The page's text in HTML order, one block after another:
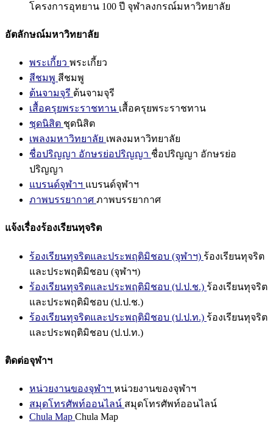
โครงการอุทยาน 100 ปี จุฬาลงกรณ์มหาวิทยาลัย
อัตลักษณ์มหาวิทยาลัย
พระเกี้ยว พระเกี้ยว
สีชมพู สีชมพู
ต้นจามจุรี ต้นจามจุรี
เสื้อครุยพระราชทาน เสื้อครุยพระราชทาน
ชุดนิสิต ชุดนิสิต
เพลงมหาวิทยาลัย เพลงมหาวิทยาลัย
ชื่อปริญญา อักษรย่อปริญญา ชื่อปริญญา อักษรย่อ
ปริญญา
แบรนด์จุฬาฯ แบรนด์จุฬาฯ
ภาพบรรยากาศ ภาพบรรยากาศ
แจ้งเรื่องร้องเรียนทุจริต
ร้องเรียนทุจริตและประพฤติมิชอบ (จุฬาฯ) ร้องเรียนทุจริต
และประพฤติมิชอบ (จุฬาฯ)
ร้องเรียนทุจริตและประพฤติมิชอบ (ป.ป.ช.) ร้องเรียนทุจริต
และประพฤติมิชอบ (ป.ป.ช.)
ร้องเรียนทุจริตและประพฤติมิชอบ (ป.ป.ท.) ร้องเรียนทุจริต
และประพฤติมิชอบ (ป.ป.ท.)
ติดต่อจุฬาฯ
หน่วยงานของจุฬาฯ หน่วยงานของจุฬาฯ
สมุดโทรศัพท์ออนไลน์ สมุดโทรศัพท์ออนไลน์
Chula Map Chula Map